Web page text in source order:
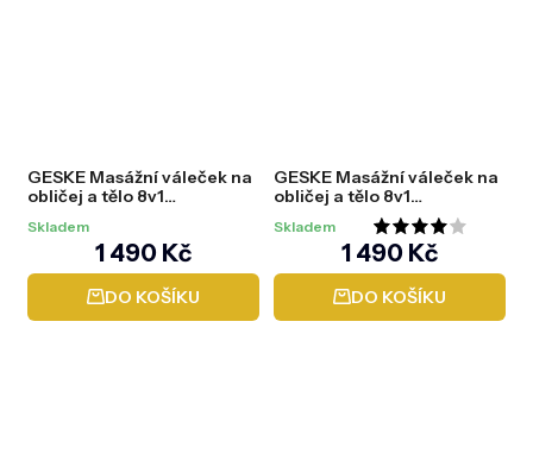
GESKE Masážní váleček na
obličej a tělo 8v1
DermaRoller) Grey
Skladem
1 490 Kč
DO KOŠÍKU
GESKE Masážní váleček na
obličej a tělo 8v1
(MicroNeedle Face & Body
DermaRoller) Pink
Průměrné
hodnocení
produktu
Skladem
1 490 Kč
DO KOŠÍKU